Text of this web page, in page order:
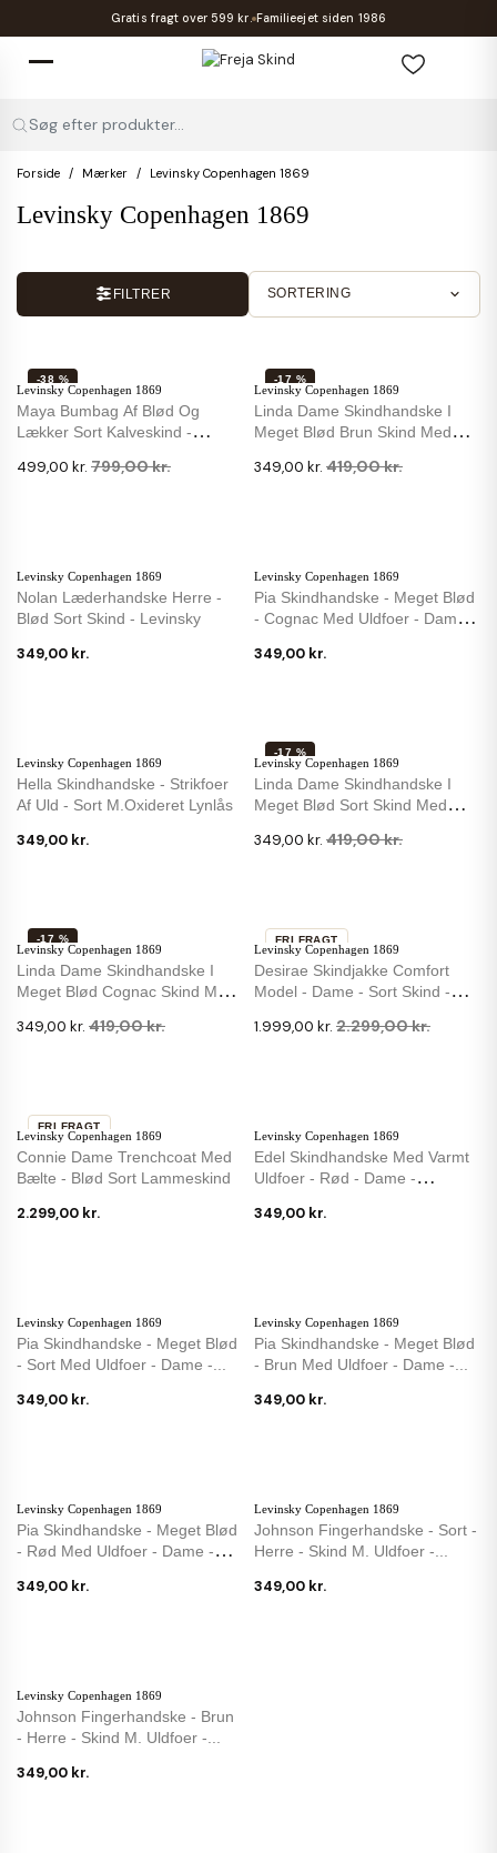
Gratis fragt over 599 kr. Familieejet siden 1986
Søg efter produkter...
Forside Mærker Levinsky Copenhagen 1869
Levinsky Copenhagen 1869
FILTRER SORTERING
Levinsky Copenhagen 1869
Maya Bumbag Af Blød Og
Lækker Sort Kalveskind -
499,00 kr. 799,00 kr.
-38 %
Levinsky Copenhagen 1869
Linda Dame Skindhandske I
Meget Blød Brun Skind Med
349,00 kr. 419,00 kr.
-17 %
Levinsky Copenhagen 1869
Nolan Læderhandske Herre -
Blød Sort Skind - Levinsky
349,00 kr.
Levinsky Copenhagen 1869
Pia Skindhandske - Meget Blød
- Cognac Med Uldfoer - Dame
349,00 kr.
Levinsky Copenhagen 1869
Hella Skindhandske - Strikfoer
Af Uld - Sort M.oxideret Lynlås
349,00 kr.
Levinsky Copenhagen 1869
Linda Dame Skindhandske I
Meget Blød Sort Skind Med
349,00 kr. 419,00 kr.
-17 %
Levinsky Copenhagen 1869
Linda Dame Skindhandske I
Meget Blød Cognac Skind Med
349,00 kr. 419,00 kr.
-17 %
Levinsky Copenhagen 1869
Desirae Skindjakke Comfort
Model - Dame - Sort Skind -
1.999,00 kr. 2.299,00 kr.
-13 %
FRI FRAGT
Levinsky Copenhagen 1869
Connie Dame Trenchcoat Med
Bælte - Blød Sort Lammeskind
2.299,00 kr.
FRI FRAGT
Levinsky Copenhagen 1869
Edel Skindhandske Med Varmt
Uldfoer - Rød - Dame -
349,00 kr.
Levinsky Copenhagen 1869
Pia Skindhandske - Meget Blød
- Sort Med Uldfoer - Dame -...
349,00 kr.
Levinsky Copenhagen 1869
Pia Skindhandske - Meget Blød
- Brun Med Uldfoer - Dame -...
349,00 kr.
Levinsky Copenhagen 1869
Pia Skindhandske - Meget Blød
- Rød Med Uldfoer - Dame -
349,00 kr.
Levinsky Copenhagen 1869
Johnson Fingerhandske - Sort -
Herre - Skind M. Uldfoer -...
349,00 kr.
Levinsky Copenhagen 1869
Johnson Fingerhandske - Brun
- Herre - Skind M. Uldfoer -...
349,00 kr.